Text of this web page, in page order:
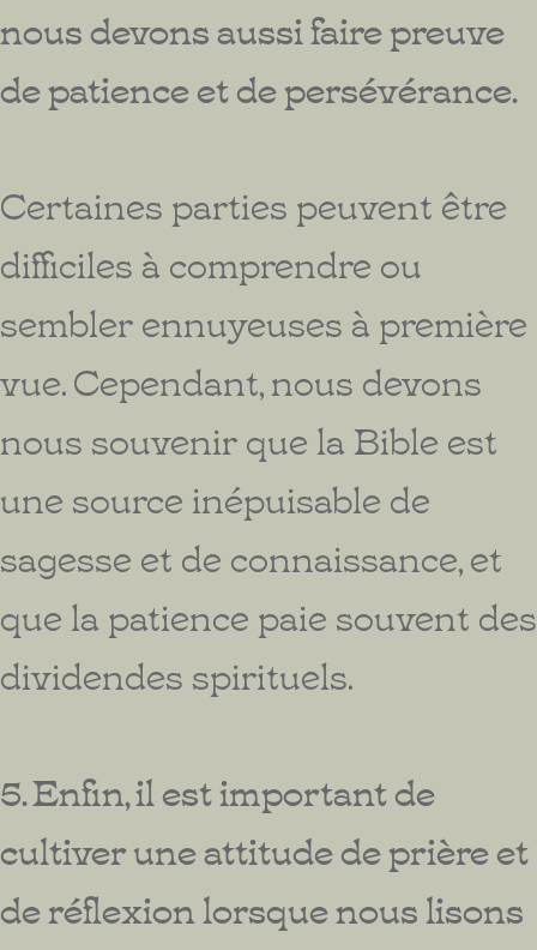
nous devons aussi faire preuve
de patience et de persévérance.
Certaines parties peuvent être
difficiles à comprendre ou
sembler ennuyeuses à première
vue. Cependant, nous devons
nous souvenir que la Bible est
une source inépuisable de
sagesse et de connaissance, et
que la patience paie souvent des
dividendes spirituels.
5. Enfin, il est important de
cultiver une attitude de prière et
de réflexion lorsque nous lisons